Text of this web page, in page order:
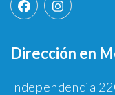
Dirección en
Independencia